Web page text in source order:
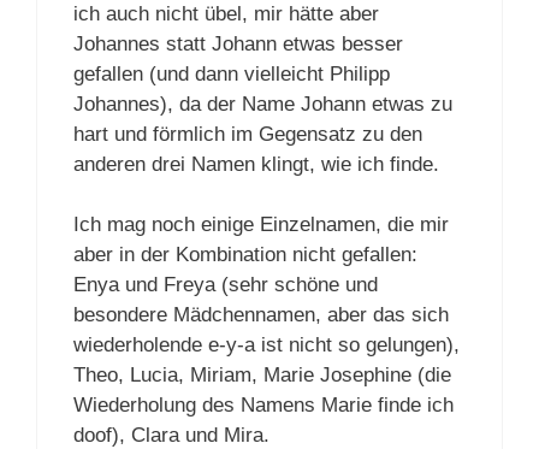
ich auch nicht übel, mir hätte aber
Johannes statt Johann etwas besser
gefallen (und dann vielleicht Philipp
Johannes), da der Name Johann etwas zu
hart und förmlich im Gegensatz zu den
anderen drei Namen klingt, wie ich finde.
Ich mag noch einige Einzelnamen, die mir
aber in der Kombination nicht gefallen:
Enya und Freya (sehr schöne und
besondere Mädchennamen, aber das sich
wiederholende e-y-a ist nicht so gelungen),
Theo, Lucia, Miriam, Marie Josephine (die
Wiederholung des Namens Marie finde ich
doof), Clara und Mira.